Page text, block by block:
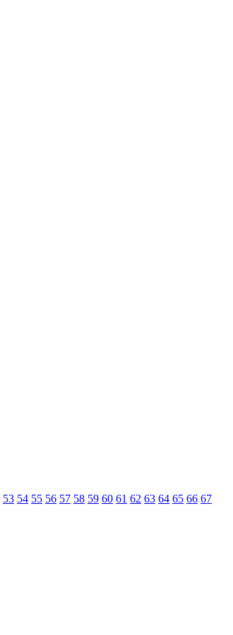
53 54 55 56 57 58 59 60 61 62 63 64 65 66 67